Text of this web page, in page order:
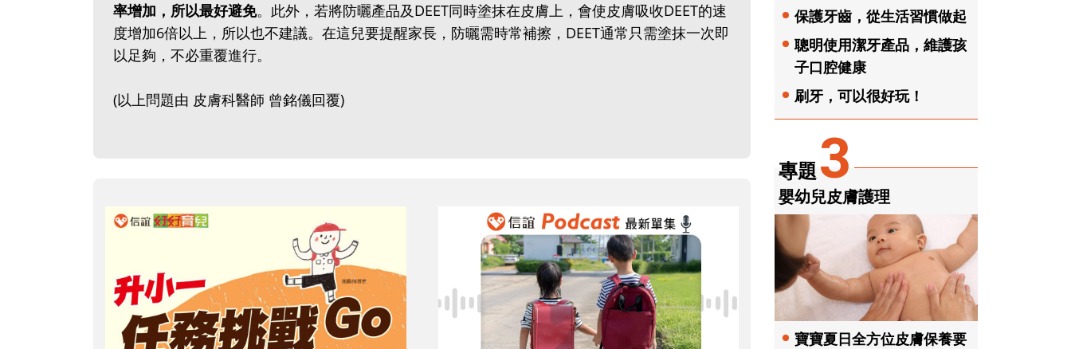
率增加，所以最好避免。此外，若將防曬產品及DEET同時塗抹在皮膚上，會使皮膚吸收DEET的速
度增加6倍以上，所以也不建議。在這兒要提醒家長，防曬需時常補擦，DEET通常只需塗抹一次即
以足夠，不必重覆進行。
(以上問題由 皮膚科醫師 曾銘儀回覆)
保護牙齒，從生活習慣做起
聰明使用潔牙產品，維護孩
子口腔健康
刷牙，可以很好玩！
專題3
嬰幼兒皮膚護理
寶寶夏日全方位皮膚保養要